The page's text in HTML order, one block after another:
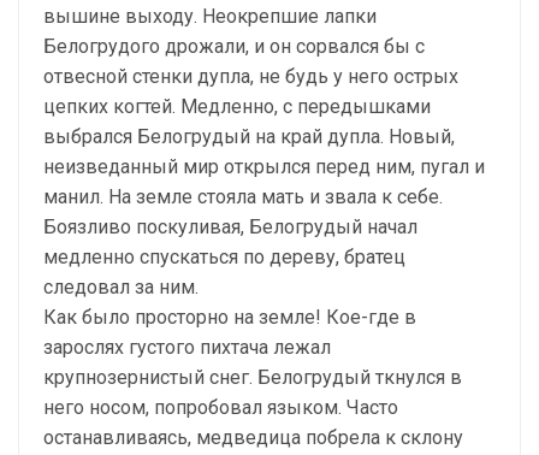
вышине выходу. Неокрепшие лапки
Белогрудого дрожали, и он сорвался бы с
отвесной стенки дупла, не будь у него острых
цепких когтей. Медленно, с передышками
выбрался Белогрудый на край дупла. Новый,
неизведанный мир открылся перед ним, пугал и
манил. На земле стояла мать и звала к себе.
Боязливо поскуливая, Белогрудый начал
медленно спускаться по дереву, братец
следовал за ним.
Как было просторно на земле! Кое-где в
зарослях густого пихтача лежал
крупнозернистый снег. Белогрудый ткнулся в
него носом, попробовал языком. Часто
останавливаясь, медведица побрела к склону